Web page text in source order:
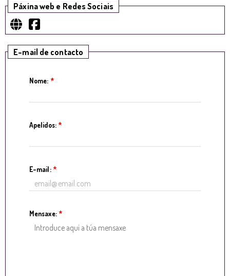
Páxina web e Redes Sociais
E-mail de contacto
Nome: *
Apelidos:*
E-mail:*
Mensaxe:*